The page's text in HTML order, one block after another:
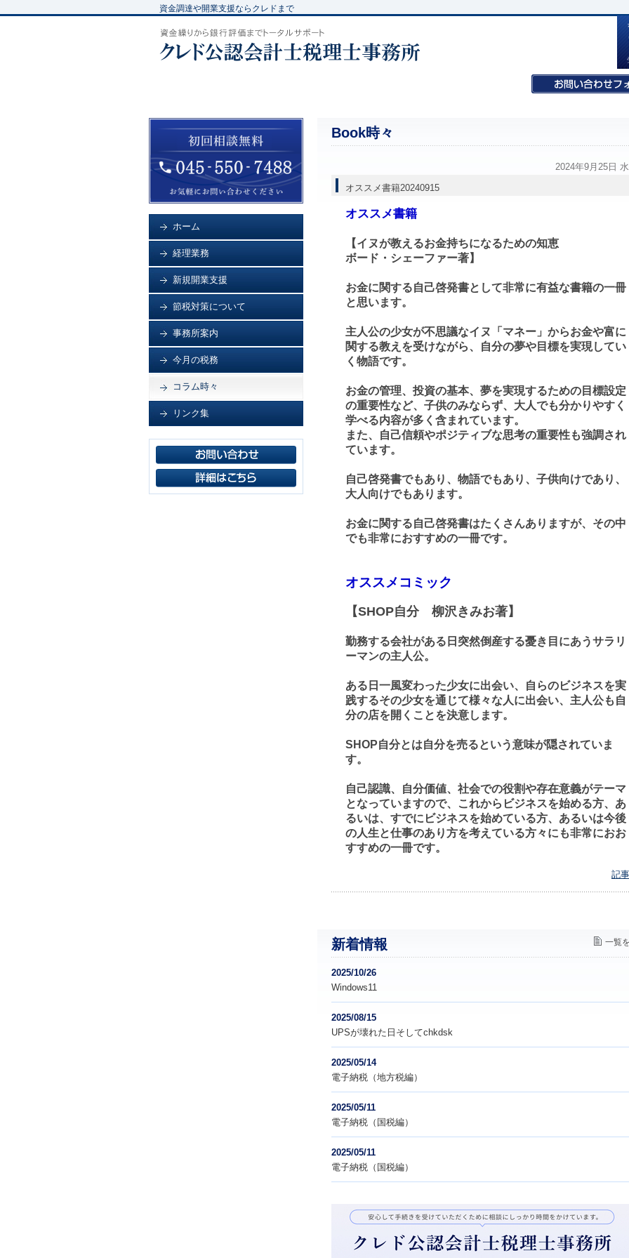
資金調達や開業支援ならクレドまで
Book時々
2024年9月25日
オススメ書籍20240915
オススメ書籍
【イヌが教えるお金持ちになるための知恵
ボード・シェーファー著】
お金に関する自己啓発書として非常に有益な書籍の一冊
と思います。
主人公の少女が不思議なイヌ「マネー」からお金や富に
関する教えを受けながら、自分の夢や目標を実現してい
く物語です。
お金の管理、投資の基本、夢を実現するための目標設定
の重要性など、子供のみならず、大人でも分かりやすく
学べる内容が多く含まれています。
また、自己信頼やポジティブな思考の重要性も強調され
ています。
自己啓発書でもあり、物語でもあり、子供向けであり、
大人向けでもあります。
お金に関する自己啓発書はたくさんありますが、その中
でも非常におすすめの一冊です。
オススメコミック
【SHOP自分 柳沢きみお著】
勤務する会社がある日突然倒産する憂き目にあうサラリ
ーマンの主人公。
ある日一風変わった少女に出会い、自らのビジネスを実
践するその少女を通じて様々な人に出会い、主人公も自
分の店を開くことを決意します。
SHOP自分とは自分を売るという意味が隠されていま
す。
自己認識、自分価値、社会での役割や存在意義がテーマ
となっていますので、これからビジネスを始める方、あ
るいは、すでにビジネスを始めている方、あるいは今後
の人生と仕事のあり方を考えている方々にも非常におお
すすめの一冊です。
記
新着情報 一覧
2025/10/26
Windows11
2025/08/15
UPSが壊れた日そしてchkdsk
2025/05/14
電子納税（地方税編）
2025/05/11
電子納税（国税編）
2025/05/11
電子納税（国税編）
ホーム
経理業務
新規開業支援
節税対策について
事務所案内
今月の税務
コラム時々
リンク集